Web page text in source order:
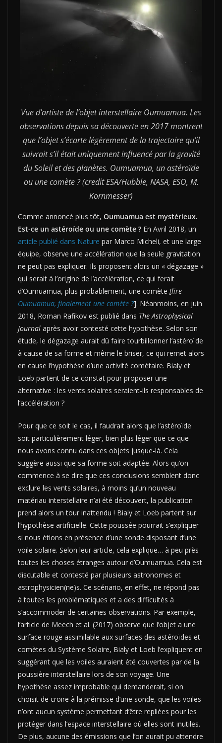
Vue d’artiste de l’objet interstellaire Oumuamua. Les
observations depuis sa découverte en 2017 montrent
que l’objet s’écarte légèrement de la trajectoire qu’il
suivrait s’il était uniquement influencé par la gravité
du Soleil et des planètes. Oumuamua, un astéroïde
ou une comète ? (credit ESA/Hubble, NASA, ESO, M.
Kornmesser)
Comme annoncé plus tôt, Oumuamua est mystérieux.
Est-ce un astéroïde ou une comète ? En Avril 2018, un
article publié dans Nature par Marco Micheli, et une large
équipe, observe une accélération que la seule gravitation
ne peut pas expliquer. Ils proposent alors un « dégazage »
qui serait à l’origine de l’accélération, ce qui ferait
d’Oumuamua, plus probablement, une comète [lire
Oumuamua, finalement une comète ?]. Néanmoins, en juin
2018, Roman Rafikov est publié dans The Astrophysical
Journal après avoir contesté cette hypothèse. Selon son
étude, le dégazage aurait dû faire tourbillonner l’astéroïde
à cause de sa forme et même le briser, ce qui remet alors
en cause l’hypothèse d’une activité cométaire. Bialy et
Loeb partent de ce constat pour proposer une
alternative : les vents solaires seraient-ils responsables de
l’accélération ?
Pour que ce soit le cas, il faudrait alors que l’astéroïde
soit particulièrement léger, bien plus léger que ce que
nous avons connu dans ces objets jusque-là. Cela
suggère aussi que sa forme soit adaptée. Alors qu’on
commence à se dire que ces conclusions semblent donc
exclure les vents solaires, à moins qu’un nouveau
matériau interstellaire n’ai été découvert, la publication
prend alors un tour inattendu ! Bialy et Loeb partent sur
l’hypothèse artificielle. Cette poussée pourrait s’expliquer
si nous étions en présence d’une sonde disposant d’une
voile solaire. Selon leur article, cela explique… à peu près
toutes les choses étranges autour d’Oumuamua. Cela est
discutable et contesté par plusieurs astronomes et
astrophysicien(ne)s. Ce scénario, en effet, ne répond pas
à toutes les problématiques et a des difficultés à
s’accommoder de certaines observations. Par exemple,
l’article de Meech et al. (2017) observe que l’objet a une
surface rouge assimilable aux surfaces des astéroïdes et
comètes du Système Solaire, Bialy et Loeb l’expliquent en
suggérant que les voiles auraient été couvertes par de la
poussière interstellaire lors de son voyage. Une
hypothèse assez improbable qui demanderait, si on
choisit de croire à la prémisse d’une sonde, que les voiles
n’ont aucun système permettant d’être repliées pour les
protéger dans l’espace interstellaire où elles sont inutiles.
De plus, aucune des émissions que l’on aurait pu attendre